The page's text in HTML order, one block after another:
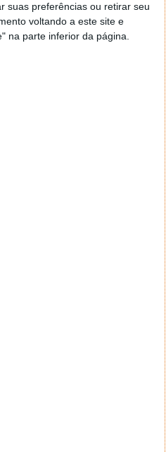
suas preferências ou retirar seu
voltando a este site e
na parte inferior da página.